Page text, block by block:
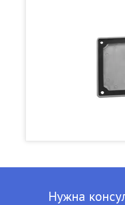
Нужна